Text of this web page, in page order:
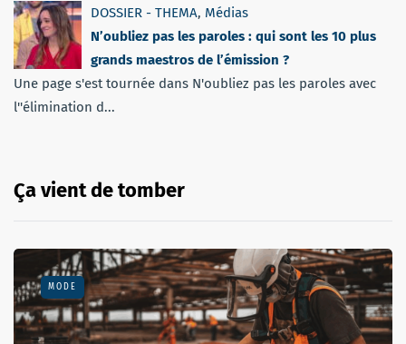
DOSSIER - THEMA, Médias
N’oubliez pas les paroles : qui sont les 10 plus
grands maestros de l’émission ?
Une page s'est tournée dans N'oubliez pas les paroles avec
l''élimination d...
Ça vient de tomber
MODE